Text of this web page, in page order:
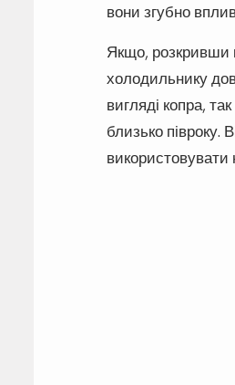
вони згубно
Якщо, розкривши
холодильнику
вигляді копра,
близько півроку.
використовувати